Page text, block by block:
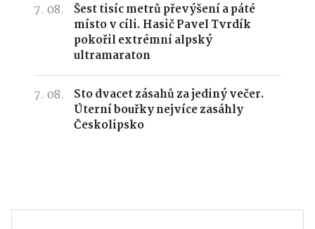
7. 08.
Šest tisíc metrů převýšení a páté
místo v cíli. Hasič Pavel Tvrdík
pokořil extrémní alpský
ultramaraton
7. 08.
Sto dvacet zásahů za jediný večer.
Úterní bouřky nejvíce zasáhly
Českolipsko